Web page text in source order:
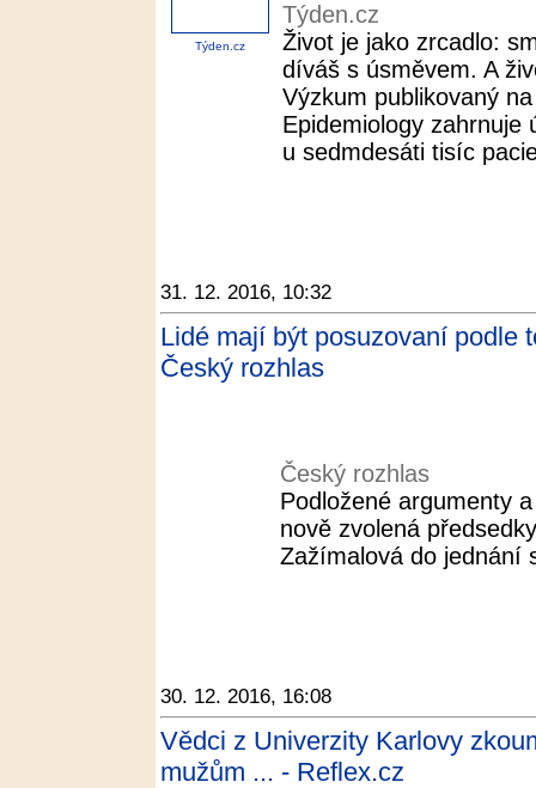
Týden.cz
Týden.cz
Život je jako zrcadlo:
díváš s úsměvem. A
Výzkum publikovaný
Epidemiology zahrnuje
u sedmdesáti tisíc
31. 12. 2016, 10:32
Lidé mají být posuzovaní podle
Český rozhlas
Český rozhlas
Podložené argumenty
nově zvolená
Zažímalová do jednání
30. 12. 2016, 16:08
Vědci z Univerzity Karlovy
mužům ... - Reflex.cz